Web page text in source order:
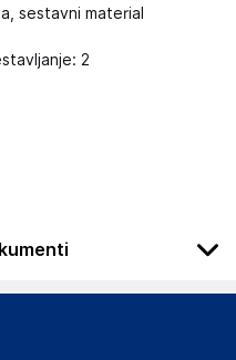
sestavni material
2
ali bencina za prižiganje